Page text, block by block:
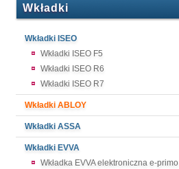
Wkładki
Wkładki ISEO
Wkładki ISEO F5
Wkładki ISEO R6
Wkładki ISEO R7
Wkładki ABLOY
Wkładki ASSA
Wkładki EVVA
Wkładka EVVA elektroniczna e-primo